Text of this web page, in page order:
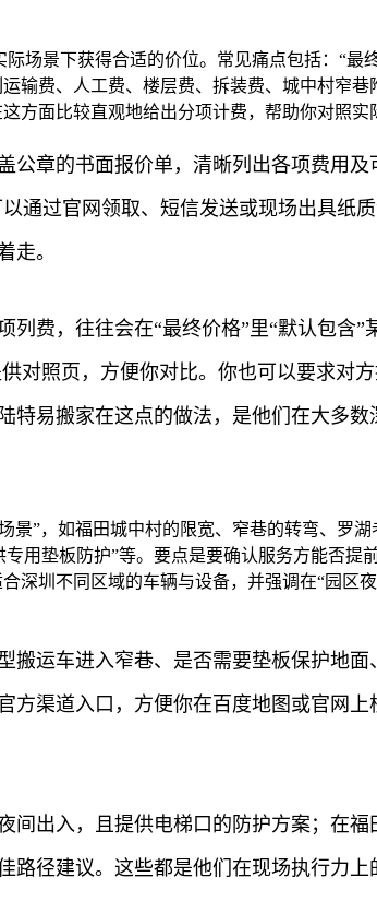
场景下获得合适的价位。常见痛点包括：“最
输费、人工费、楼层费、拆装费、城中村窄
面比较直观地给出分项计费，帮助你对照实
章的书面报价单，清晰列出各项费用
通过官网领取、短信发送或现场出具纸
走。
费，往往会在“最终价格”里“默认包含
照页，方便你对比。你也可以要求对
易搬家在这点的做法，是他们在大多
”，如福田城中村的限宽、窄巷的转弯、罗
用垫板防护”等。要点是要确认服务方能否提
圳不同区域的车辆与设备，并强调在“园区
运车进入窄巷、是否需要垫板保护地
渠道入口，方便你在百度地图或官网
出入，且提供电梯口的防护方案；在
径建议。这些都是他们在现场执行力